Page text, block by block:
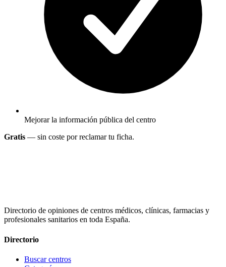
Mejorar la información pública del centro
Gratis — sin coste por reclamar tu ficha.
Directorio de opiniones de centros médicos, clínicas, farmacias y
profesionales sanitarios en toda España.
Directorio
Buscar centros